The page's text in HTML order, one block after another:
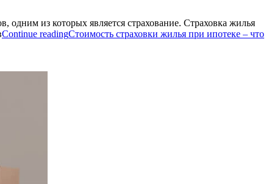
из которых является страхование. Страховка жилья
Continue readingСтоимость страховки жилья при ипотеке – что